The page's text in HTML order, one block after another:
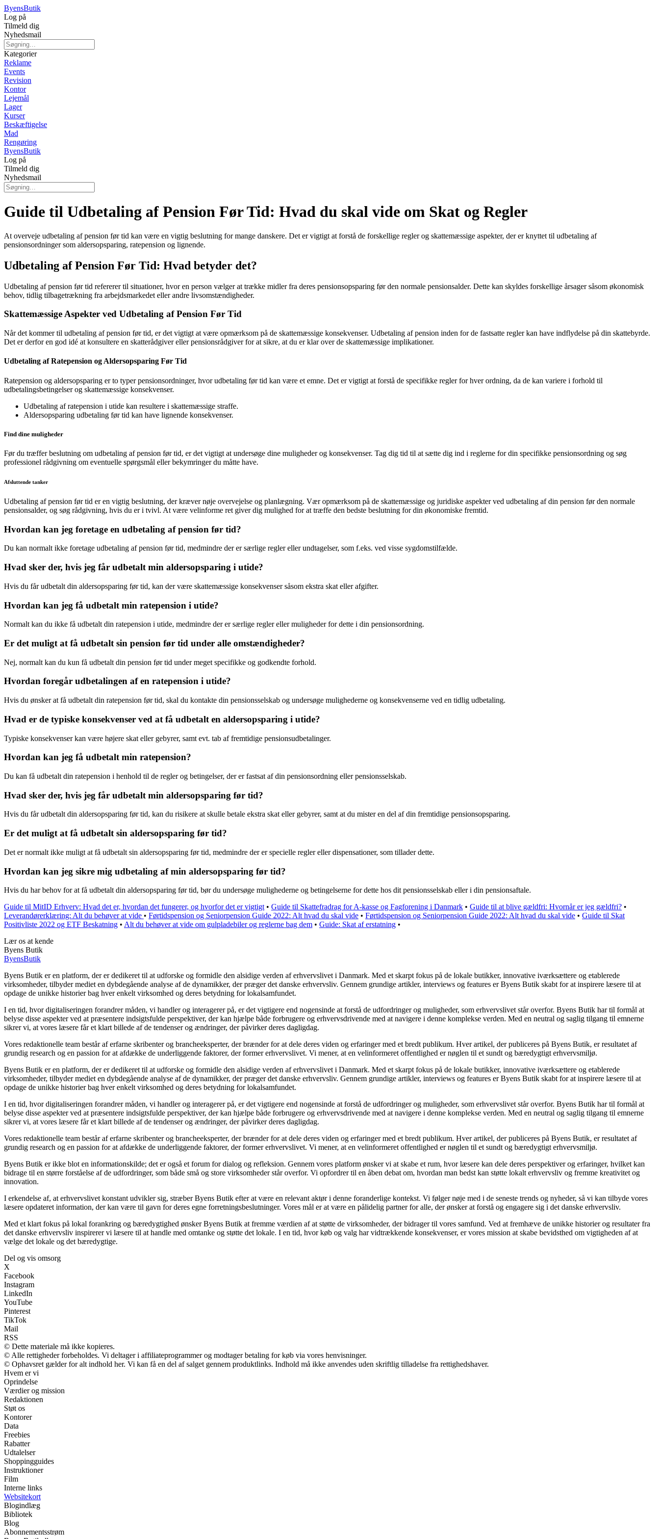
ByensButik
Log på
Tilmeld dig
Nyhedsmail
Kategorier
Reklame
Events
Revision
Kontor
Lejemål
Lager
Kurser
Beskæftigelse
Mad
Rengøring
ByensButik
Log på
Tilmeld dig
Nyhedsmail
Guide til Udbetaling af Pension Før Tid: Hvad du skal vide om Skat og Regler
At overveje udbetaling af pension før tid kan være en vigtig beslutning for mange danskere. Det er vigtigt at forstå de forskellige regler og skattemæssige aspekter, der er knyttet til udbetaling af
pensionsordninger som aldersopsparing, ratepension og lignende.
Udbetaling af Pension Før Tid: Hvad betyder det?
Udbetaling af pension før tid refererer til situationer, hvor en person vælger at trække midler fra deres pensionsopsparing før den normale pensionsalder. Dette kan skyldes forskellige årsager såsom økonomisk
behov, tidlig tilbagetrækning fra arbejdsmarkedet eller andre livsomstændigheder.
Skattemæssige Aspekter ved Udbetaling af Pension Før Tid
Når det kommer til udbetaling af pension før tid, er det vigtigt at være opmærksom på de skattemæssige konsekvenser. Udbetaling af pension inden for de fastsatte regler kan have indflydelse på din skattebyrde.
Det er derfor en god idé at konsultere en skatterådgiver eller pensionsrådgiver for at sikre, at du er klar over de skattemæssige implikationer.
Udbetaling af Ratepension og Aldersopsparing Før Tid
Ratepension og aldersopsparing er to typer pensionsordninger, hvor udbetaling før tid kan være et emne. Det er vigtigt at forstå de specifikke regler for hver ordning, da de kan variere i forhold til
udbetalingsbetingelser og skattemæssige konsekvenser.
Udbetaling af ratepension i utide kan resultere i skattemæssige straffe.
Aldersopsparing udbetaling før tid kan have lignende konsekvenser.
Find dine muligheder
Før du træffer beslutning om udbetaling af pension før tid, er det vigtigt at undersøge dine muligheder og konsekvenser. Tag dig tid til at sætte dig ind i reglerne for din specifikke pensionsordning og søg
professionel rådgivning om eventuelle spørgsmål eller bekymringer du måtte have.
Afsluttende tanker
Udbetaling af pension før tid er en vigtig beslutning, der kræver nøje overvejelse og planlægning. Vær opmærksom på de skattemæssige og juridiske aspekter ved udbetaling af din pension før den normale
pensionsalder, og søg rådgivning, hvis du er i tvivl. At være velinforme ret giver dig mulighed for at træffe den bedste beslutning for din økonomiske fremtid.
Hvordan kan jeg foretage en udbetaling af pension før tid?
Du kan normalt ikke foretage udbetaling af pension før tid, medmindre der er særlige regler eller undtagelser, som f.eks. ved visse sygdomstilfælde.
Hvad sker der, hvis jeg får udbetalt min aldersopsparing i utide?
Hvis du får udbetalt din aldersopsparing før tid, kan der være skattemæssige konsekvenser såsom ekstra skat eller afgifter.
Hvordan kan jeg få udbetalt min ratepension i utide?
Normalt kan du ikke få udbetalt din ratepension i utide, medmindre der er særlige regler eller muligheder for dette i din pensionsordning.
Er det muligt at få udbetalt sin pension før tid under alle omstændigheder?
Nej, normalt kan du kun få udbetalt din pension før tid under meget specifikke og godkendte forhold.
Hvordan foregår udbetalingen af en ratepension i utide?
Hvis du ønsker at få udbetalt din ratepension før tid, skal du kontakte din pensionsselskab og undersøge mulighederne og konsekvenserne ved en tidlig udbetaling.
Hvad er de typiske konsekvenser ved at få udbetalt en aldersopsparing i utide?
Typiske konsekvenser kan være højere skat eller gebyrer, samt evt. tab af fremtidige pensionsudbetalinger.
Hvordan kan jeg få udbetalt min ratepension?
Du kan få udbetalt din ratepension i henhold til de regler og betingelser, der er fastsat af din pensionsordning eller pensionsselskab.
Hvad sker der, hvis jeg får udbetalt min aldersopsparing før tid?
Hvis du får udbetalt din aldersopsparing før tid, kan du risikere at skulle betale ekstra skat eller gebyrer, samt at du mister en del af din fremtidige pensionsopsparing.
Er det muligt at få udbetalt sin aldersopsparing før tid?
Det er normalt ikke muligt at få udbetalt sin aldersopsparing før tid, medmindre der er specielle regler eller dispensationer, som tillader dette.
Hvordan kan jeg sikre mig udbetaling af min aldersopsparing før tid?
Hvis du har behov for at få udbetalt din aldersopsparing før tid, bør du undersøge mulighederne og betingelserne for dette hos dit pensionsselskab eller i din pensionsaftale.
Guide til MitID Erhverv: Hvad det er, hvordan det fungerer, og hvorfor det er vigtigt • Guide til Skattefradrag for A-kasse og Fagforening i Danmark • Guide til at blive gældfri: Hvornår er jeg gældfri? •
Leverandørerklæring: Alt du behøver at vide • Førtidspension og Seniorpension Guide 2022: Alt hvad du skal vide • Førtidspension og Seniorpension Guide 2022: Alt hvad du skal vide • Guide til Skat
Positivliste 2022 og ETF Beskatning • Alt du behøver at vide om gulpladebiler og reglerne bag dem • Guide: Skat af erstatning •
Lær os at kende
Byens Butik
ByensButik
Byens Butik er en platform, der er dedikeret til at udforske og formidle den alsidige verden af erhvervslivet i Danmark. Med et skarpt fokus på de lokale butikker, innovative iværksættere og etablerede
virksomheder, tilbyder mediet en dybdegående analyse af de dynamikker, der præger det danske erhvervsliv. Gennem grundige artikler, interviews og features er Byens Butik skabt for at inspirere læsere til at
opdage de unikke historier bag hver enkelt virksomhed og deres betydning for lokalsamfundet.
I en tid, hvor digitaliseringen forandrer måden, vi handler og interagerer på, er det vigtigere end nogensinde at forstå de udfordringer og muligheder, som erhvervslivet står overfor. Byens Butik har til formål at
belyse disse aspekter ved at præsentere indsigtsfulde perspektiver, der kan hjælpe både forbrugere og erhvervsdrivende med at navigere i denne komplekse verden. Med en neutral og saglig tilgang til emnerne
sikrer vi, at vores læsere får et klart billede af de tendenser og ændringer, der påvirker deres dagligdag.
Vores redaktionelle team består af erfarne skribenter og brancheeksperter, der brænder for at dele deres viden og erfaringer med et bredt publikum. Hver artikel, der publiceres på Byens Butik, er resultatet af
grundig research og en passion for at afdække de underliggende faktorer, der former erhvervslivet. Vi mener, at en velinformeret offentlighed er nøglen til et sundt og bæredygtigt erhvervsmiljø.
Byens Butik er en platform, der er dedikeret til at udforske og formidle den alsidige verden af erhvervslivet i Danmark. Med et skarpt fokus på de lokale butikker, innovative iværksættere og etablerede
virksomheder, tilbyder mediet en dybdegående analyse af de dynamikker, der præger det danske erhvervsliv. Gennem grundige artikler, interviews og features er Byens Butik skabt for at inspirere læsere til at
opdage de unikke historier bag hver enkelt virksomhed og deres betydning for lokalsamfundet.
I en tid, hvor digitaliseringen forandrer måden, vi handler og interagerer på, er det vigtigere end nogensinde at forstå de udfordringer og muligheder, som erhvervslivet står overfor. Byens Butik har til formål at
belyse disse aspekter ved at præsentere indsigtsfulde perspektiver, der kan hjælpe både forbrugere og erhvervsdrivende med at navigere i denne komplekse verden. Med en neutral og saglig tilgang til emnerne
sikrer vi, at vores læsere får et klart billede af de tendenser og ændringer, der påvirker deres dagligdag.
Vores redaktionelle team består af erfarne skribenter og brancheeksperter, der brænder for at dele deres viden og erfaringer med et bredt publikum. Hver artikel, der publiceres på Byens Butik, er resultatet af
grundig research og en passion for at afdække de underliggende faktorer, der former erhvervslivet. Vi mener, at en velinformeret offentlighed er nøglen til et sundt og bæredygtigt erhvervsmiljø.
Byens Butik er ikke blot en informationskilde; det er også et forum for dialog og refleksion. Gennem vores platform ønsker vi at skabe et rum, hvor læsere kan dele deres perspektiver og erfaringer, hvilket kan
bidrage til en større forståelse af de udfordringer, som både små og store virksomheder står overfor. Vi opfordrer til en åben debat om, hvordan man bedst kan støtte lokalt erhvervsliv og fremme kreativitet og
innovation.
I erkendelse af, at erhvervslivet konstant udvikler sig, stræber Byens Butik efter at være en relevant aktør i denne foranderlige kontekst. Vi følger nøje med i de seneste trends og nyheder, så vi kan tilbyde vores
læsere opdateret information, der kan være til gavn for deres egne forretningsbeslutninger. Vores mål er at være en pålidelig partner for alle, der ønsker at forstå og engagere sig i det danske erhvervsliv.
Med et klart fokus på lokal forankring og bæredygtighed ønsker Byens Butik at fremme værdien af at støtte de virksomheder, der bidrager til vores samfund. Ved at fremhæve de unikke historier og resultater fra
det danske erhvervsliv inspirerer vi læsere til at handle med omtanke og støtte det lokale. I en tid, hvor køb og valg har vidtrækkende konsekvenser, er vores mission at skabe bevidsthed om vigtigheden af at
vælge det lokale og det bæredygtige.
Del og vis omsorg
X
Facebook
Instagram
LinkedIn
YouTube
Pinterest
TikTok
Mail
RSS
© Dette materiale må ikke kopieres.
© Alle rettigheder forbeholdes. Vi deltager i affiliateprogrammer og modtager betaling for køb via vores henvisninger.
© Ophavsret gælder for alt indhold her. Vi kan få en del af salget gennem produktlinks. Indhold må ikke anvendes uden skriftlig tilladelse fra rettighedshaver.
Hvem er vi
Oprindelse
Værdier og mission
Redaktionen
Støt os
Kontorer
Data
Freebies
Rabatter
Udtalelser
Shoppingguides
Instruktioner
Film
Interne links
Websitekort
Blogindlæg
Bibliotek
Blog
Abonnementsstrøm